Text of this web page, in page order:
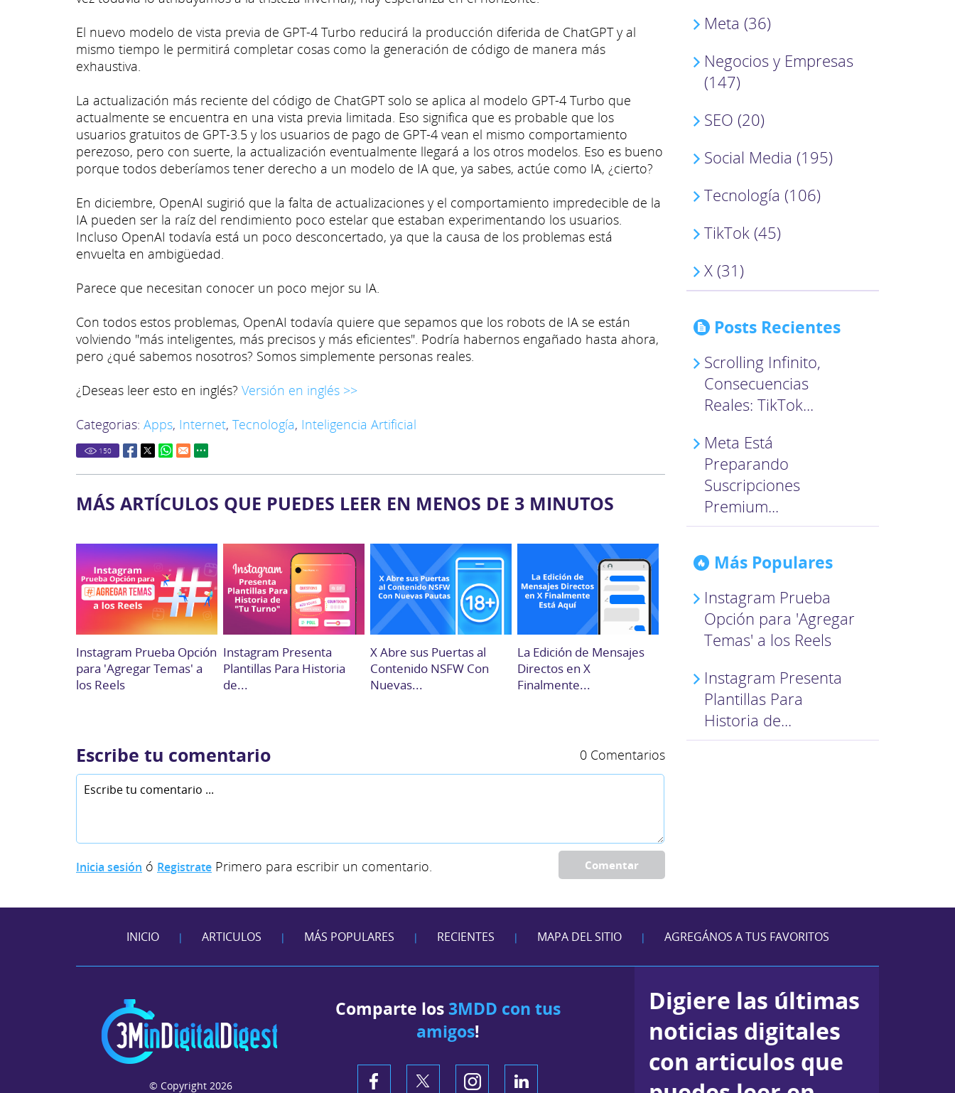
El nuevo modelo de vista previa de GPT-4 Turbo reducirá la producción diferida de ChatGPT y al
mismo tiempo le permitirá completar cosas como la generación de código de manera más
exhaustiva.
La actualización más reciente del código de ChatGPT solo se aplica al modelo GPT-4 Turbo que
actualmente se encuentra en una vista previa limitada. Eso significa que es probable que los
usuarios gratuitos de GPT-3.5 y los usuarios de pago de GPT-4 vean el mismo comportamiento
perezoso, pero con suerte, la actualización eventualmente llegará a los otros modelos. Eso es bueno
porque todos deberíamos tener derecho a un modelo de IA que, ya sabes, actúe como IA, ¿cierto?
En diciembre, OpenAI sugirió que la falta de actualizaciones y el comportamiento impredecible de la
IA pueden ser la raíz del rendimiento poco estelar que estaban experimentando los usuarios.
Incluso OpenAI todavía está un poco desconcertado, ya que la causa de los problemas está
envuelta en ambigüedad.
Parece que necesitan conocer un poco mejor su IA.
Con todos estos problemas, OpenAI todavía quiere que sepamos que los robots de IA se están
volviendo "más inteligentes, más precisos y más eficientes". Podría habernos engañado hasta ahora,
pero ¿qué sabemos nosotros? Somos simplemente personas reales.
¿Deseas leer esto en inglés? Versión en inglés >>
Categorias: Apps, Internet, Tecnología, Inteligencia Artificial
150
MÁS ARTÍCULOS QUE PUEDES LEER EN MENOS DE 3 MINUTOS
Instagram Prueba Opción
para 'Agregar Temas' a
los Reels
Instagram Presenta
Plantillas Para Historia
de...
X Abre sus Puertas al
Contenido NSFW Con
Nuevas...
La Edición de Mensajes
Directos en X
Finalmente...
Escribe tu comentario 0 Comentarios
Comentar
Inicia sesión ó Registrate Primero para escribir un comentario.
Meta (36)
Negocios y Empresas
(147)
SEO (20)
Social Media (195)
Tecnología (106)
TikTok (45)
X (31)
Posts Recientes
Scrolling Infinito,
Consecuencias
Reales: TikTok...
Meta Está
Preparando
Suscripciones
Premium...
Más Populares
Instagram Prueba
Opción para 'Agregar
Temas' a los Reels
Instagram Presenta
Plantillas Para
Historia de...
INICIO | ARTICULOS | MÁS POPULARES | RECIENTES | MAPA DEL SITIO | AGREGÁNOS A TUS FAVORITOS
Comparte los 3MDD con tus
amigos!
Digiere las últimas
noticias digitales
con articulos que
© Copyright 2026